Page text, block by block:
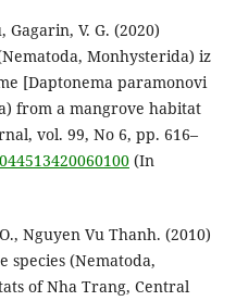
V. G. (2020)
Monhysterida) iz
[Daptonema paramonovi
from a mangrove habitat
vol. 99, No 6, pp. 616–
(In
Nguyen Vu Thanh. (2010)
species (Nematoda,
of Nha Trang, Central